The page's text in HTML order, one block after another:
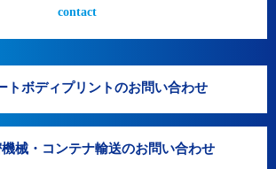
contact
トボディプリントのお問い合わせ
械・コンテナ輸送のお問い合わせ